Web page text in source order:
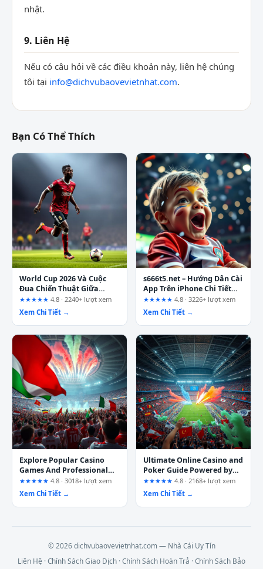
nhật.
9. Liên Hệ
Nếu có câu hỏi về các điều khoản này, liên hệ chúng
tôi tại info@dichvubaovevietnhat.com.
Bạn Có Thể Thích
World Cup 2026 Và Cuộc
Đua Chiến Thuật Giữa
Những Huấn Luyện Viên
Hàng Đầu
★★★★★ 4.8 · 2240+ lượt xem
Xem Chi Tiết →
s666t5.net – Hướng Dẫn Cài
App Trên iPhone Chi Tiết
Nhất Cho Người Mới
★★★★★ 4.8 · 3226+ lượt xem
Xem Chi Tiết →
Explore Popular Casino
Games And Professional
Poker Content With
hubet69.com
★★★★★ 4.8 · 3018+ lượt xem
Xem Chi Tiết →
Ultimate Online Casino and
Poker Guide Powered by
mm88way.com
★★★★★ 4.8 · 2168+ lượt xem
Xem Chi Tiết →
© 2026 dichvubaovevietnhat.com — Nhà Cái Uy Tín
Liên Hệ ·Chính Sách Giao Dịch ·Chính Sách Hoàn Trả ·Chính Sách Bảo